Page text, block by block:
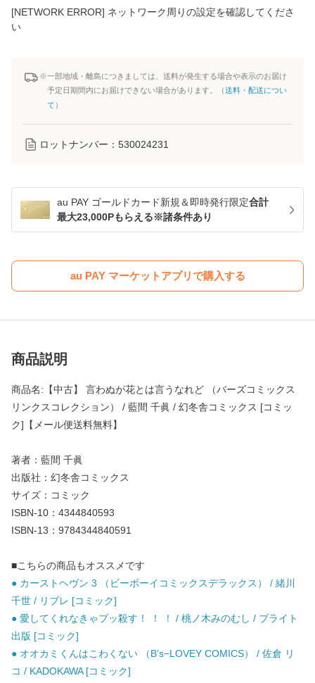
[NETWORK ERROR] ネットワーク周りの設定を確認してくださ
い
※一部地域・離島につきましては、送料が発生する場合や表示のお届け
予定日期間内にお届けできない場合があります。（送料・配送につい
て ）
ロットナンバー： 530024231
au PAY ゴールドカード新規＆即時発行限定合計
最大23,000Pもらえる※諸条件あり
au PAY マーケットアプリで購入する
商品説明
商品名:【中古】 言わぬが花とは言うなれど （バーズコミックス
リンクスコレクション） / 藍間 千眞 / 幻冬舎コミックス [コミッ
ク]【メール便送料無料】
著者：藍間 千眞
出版社：幻冬舎コミックス
サイズ：コミック
ISBN-10：4344840593
ISBN-13：9784344840591
■こちらの商品もオススメです
● カーストヘヴン 3 （ビーボーイコミックスデラックス） / 緒川
千世 / リブレ [コミック]
● 愛してくれなきゃブッ殺す！ ！ ！ / 桃ノ木みのむし / ブライト
出版 [コミック]
● オオカミくんはこわくない （B’s−LOVEY COMICS） / 佐倉 リ
コ / KADOKAWA [コミック]